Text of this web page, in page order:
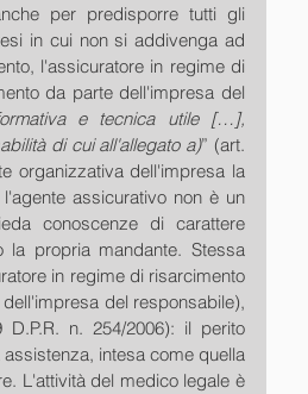
per predisporre tutti gli
in cui non si addivenga ad
l'assicuratore in regime di
da parte dell'impresa del
e tecnica utile […],
di cui all'allegato a)” (art.
organizzativa dell'impresa la
assicurativo non è un
conoscenze di carattere
la propria mandante. Stessa
in regime di risarcimento
del responsabile),
D.P.R. n. 254/2006): il perito
intesa come quella
L'attività del medico legale è